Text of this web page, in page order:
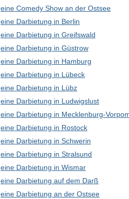
eine Comedy Show an der Ostsee
eine Darbietung in Berlin
eine Darbietung in Greifswald
eine Darbietung in Güstrow
eine Darbietung in Hamburg
eine Darbietung in Lübeck
eine Darbietung in Lübz
eine Darbietung in Ludwigslust
eine Darbietung in Mecklenburg-
eine Darbietung in Rostock
eine Darbietung in Schwerin
eine Darbietung in Stralsund
eine Darbietung in Wismar
eine Darbietung auf dem Darß
eine Darbietung an der Ostsee